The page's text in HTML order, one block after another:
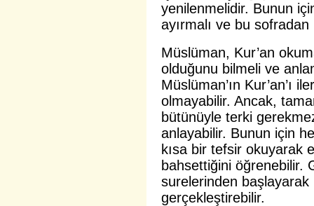
yenilenmelidir. Bunun
ayırmalı ve bu
Müslüman, Kur’an
olduğunu bilmeli ve
Müslüman’ın Kur’an’ı
olmayabilir. Ancak,
bütünüyle terki
anlayabilir. Bunun için
kısa bir tefsir okuyarak
bahsettiğini öğrenebilir.
surelerinden
gerçekleştirebilir.